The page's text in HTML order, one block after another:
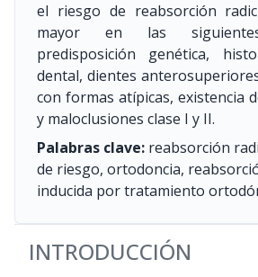
el riesgo de reabsorción
mayor en las siguientes
predisposición genética,
dental, dientes
con formas atípicas, existencia
y maloclusiones clase I y II.
Palabras clave: reabsorción
de riesgo, ortodoncia,
inducida por tratamiento
INTRODUCCIÓN